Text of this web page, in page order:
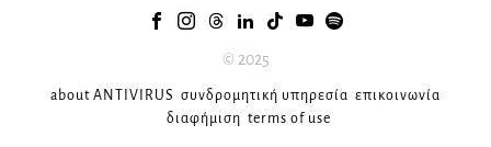
© 2025
about ANTIVIRUS συνδρομητική υπηρεσία επικοινωνία
διαφήμιση terms of use